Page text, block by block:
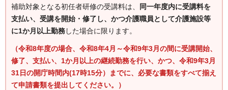
補助対象となる初任者研修の受講料は、
同一年度内に受講料を
支払い、受講を開始・修了し、かつ介護職員として介護施設等
に1か月以上勤務した場合に限ります。
（令和8年度の場合、令和8年4月～令和9年3月の間に受講開始、
修了、支払い、1か月以上の継続勤務を行い、かつ、令和9年3月
31日の開庁時間内(17時15分）までに、必要な書類をすべて揃え
て申請書類を提出してください。）